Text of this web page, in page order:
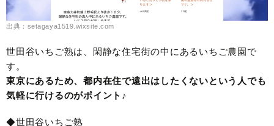
出典：setagaya1519.wixsite.com
世田谷いちご熟は、閑静な住宅街の中にあるいちご農園で
す。
東京にあるため、都内在住で遠出はしたくないという人でも
気軽に行けるのがポイント♪
◆世田谷いちご熟